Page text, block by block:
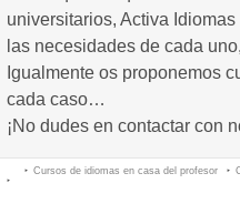
universitarios, Activa
las necesidades de cada
Igualmente os proponemos
cada caso…
¡No dudes en contactar con
Cursos de idiomas en casa del profesor